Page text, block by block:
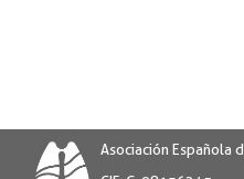
Asociación Española